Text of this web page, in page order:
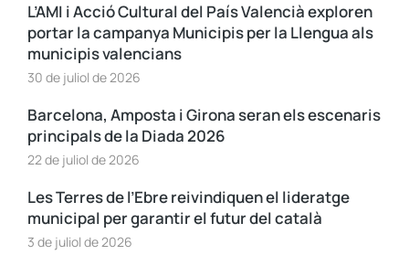
L’AMI i Acció Cultural del País Valencià exploren
portar la campanya Municipis per la Llengua als
municipis valencians
30 de juliol de 2026
Barcelona, Amposta i Girona seran els escenaris
principals de la Diada 2026
22 de juliol de 2026
Les Terres de l’Ebre reivindiquen el lideratge
municipal per garantir el futur del català
3 de juliol de 2026